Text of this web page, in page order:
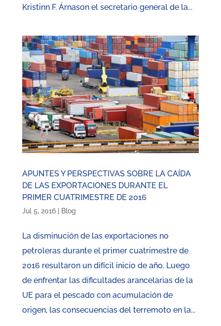
Kristinn F. Árnason el secretario general de la...
APUNTES Y PERSPECTIVAS SOBRE LA CAÍDA
DE LAS EXPORTACIONES DURANTE EL
PRIMER CUATRIMESTRE DE 2016
Jul 5, 2016| Blog
La disminución de las exportaciones no
petroleras durante el primer cuatrimestre de
2016 resultaron un difícil inicio de año. Luego
de enfrentar las dificultades arancelarias de la
UE para el pescado con acumulación de
origen, las consecuencias del terremoto en la...